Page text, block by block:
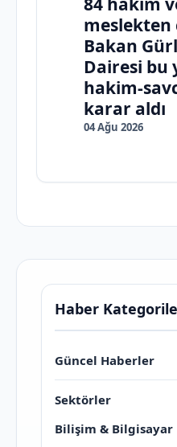
meslekten
Bakan
Dairesi bu
hakim-
karar aldı
04 Ağu 2026
Haber
Güncel Haberler
Sektörler
Bilişim & Bilgisayar